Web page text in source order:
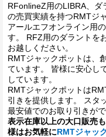
RFonlineZ用のLIBRA、ダ
の売買実績を持つRMTジ
アールエフオンライン用
す。 RFZ用のダラントを
お越しください。
RMTジャックポットは、
ています。 皆様に安心し
しています。
RMTジャックポットは
引きを提供します。 スタ
最安値でのお取り引きが
表示在庫以上の大口販売
様はお気軽にRMTジャッ